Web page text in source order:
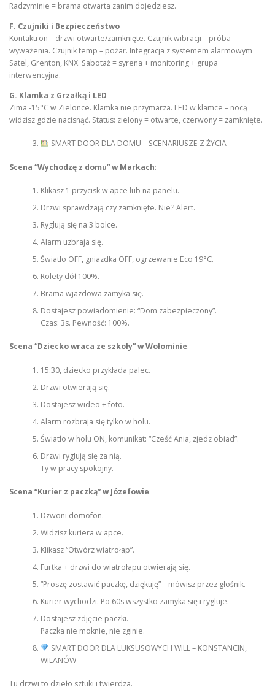
Radzyminie = brama otwarta zanim dojedziesz.
F. Czujniki i Bezpieczeństwo
Kontaktron – drzwi otwarte/zamknięte. Czujnik wibracji – próba
wyważenia. Czujnik temp – pożar. Integracja z systemem alarmowym
Satel, Grenton, KNX. Sabotaż = syrena + monitoring + grupa
interwencyjna.
G. Klamka z Grzałką i LED
Zima -15°C w Zielonce. Klamka nie przymarza. LED w klamce – nocą
widzisz gdzie nacisnąć. Status: zielony = otwarte, czerwony = zamknięte.
SMART DOOR DLA DOMU – SCENARIUSZE Z ŻYCIA
Scena “Wychodzę z domu” w Markach:
Klikasz 1 przycisk w apce lub na panelu.
Drzwi sprawdzają czy zamknięte. Nie? Alert.
Ryglują się na 3 bolce.
Alarm uzbraja się.
Światło OFF, gniazdka OFF, ogrzewanie Eco 19°C.
Rolety dół 100%.
Brama wjazdowa zamyka się.
Dostajesz powiadomienie: “Dom zabezpieczony”.
Czas: 3s. Pewność: 100%.
Scena “Dziecko wraca ze szkoły” w Wołominie:
15:30, dziecko przykłada palec.
Drzwi otwierają się.
Dostajesz wideo + foto.
Alarm rozbraja się tylko w holu.
Światło w holu ON, komunikat: “Cześć Ania, zjedz obiad”.
Drzwi ryglują się za nią.
Ty w pracy spokojny.
Scena “Kurier z paczką” w Józefowie:
Dzwoni domofon.
Widzisz kuriera w apce.
Klikasz “Otwórz wiatrołap”.
Furtka + drzwi do wiatrołapu otwierają się.
“Proszę zostawić paczkę, dziękuję” – mówisz przez głośnik.
Kurier wychodzi. Po 60s wszystko zamyka się i rygluje.
Dostajesz zdjęcie paczki.
Paczka nie moknie, nie zginie.
SMART DOOR DLA LUKSUSOWYCH WILL – KONSTANCIN,
WILANÓW
Tu drzwi to dzieło sztuki i twierdza.